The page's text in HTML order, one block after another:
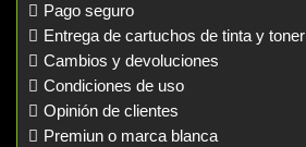
Pago seguro
Entrega de cartuchos de tinta y toner
Cambios y devoluciones
Condiciones de uso
Opinión de clientes
Premiun o marca blanca